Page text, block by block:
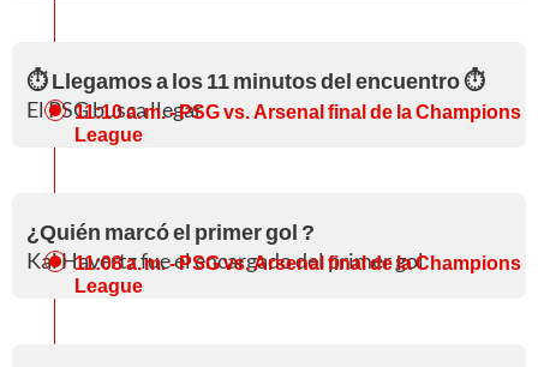
⏱️ Llegamos a los 11 minutos del encuentro ⏱️
El PSG busca llegar
11:10 a. m.- PSG vs. Arsenal final de la Champions
League
¿Quién marcó el primer gol ?
Kai Havertz fue el encargado del primer gol
11:08 a. m.- PSG vs. Arsenal final de la Champions
League